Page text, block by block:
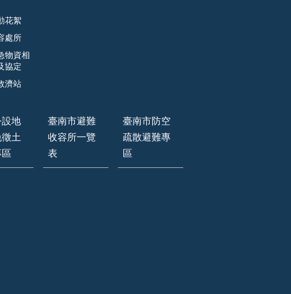
花絮
處所
物資相
協定
濟站
地
土
臺南市避難
收容所一覽
表
臺南市防空
疏散避難專
區